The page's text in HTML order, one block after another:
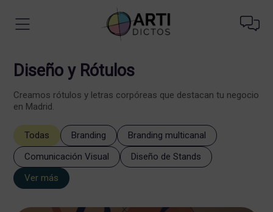
Diseño y Rótulos
Creamos rótulos y letras corpóreas que destacan tu negocio
en Madrid.
Todas Branding
Branding multicanal
Comunicación Visual
Diseño de Stands
Ver más